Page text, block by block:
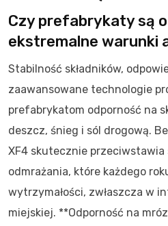
Czy prefabrykaty są
ekstremalne warunki
Stabilność składników,
zaawansowane technologie
prefabrykatom odporność na
deszcz, śnieg i sól drogową.
XF4 skutecznie
odmrażania, które każdego
wytrzymałości, zwłaszcza w
miejskiej. **Odporność na